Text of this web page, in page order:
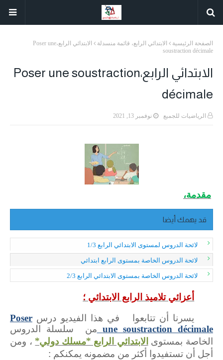
الصفحة الرئيسية الابتدائي الرابع، قائمة منسدلة
الابتدائي الرابع،Poser une
soustraction décimale
الابتدائي الرابع،Poser une soustraction
décimale
الرياضيات للجميع نوفمبر 13, 2021
مقدمة،
قد يهمك أيضا
لائحة الدروس لمستوى الابتدائي الرابع 1/3
لائحة الدروس الخاصة بمستوى الرابع ابتدائي
لائحة الدروس الخاصة بمستوى الابتدائي الرابع 2/3
أعزائي تلاميذ الرابع الابتدائي ؛
يسرنا أن تتابعوا في هذا الفيديو درس Poser
une soustraction décimale من سلسلة الدروس
الخاصة بمستوى الابتدائي الرابع *مسلك دولي* ، ومن
أجل أن تستفيدوا أكثر من مضمونه يمكنكم :